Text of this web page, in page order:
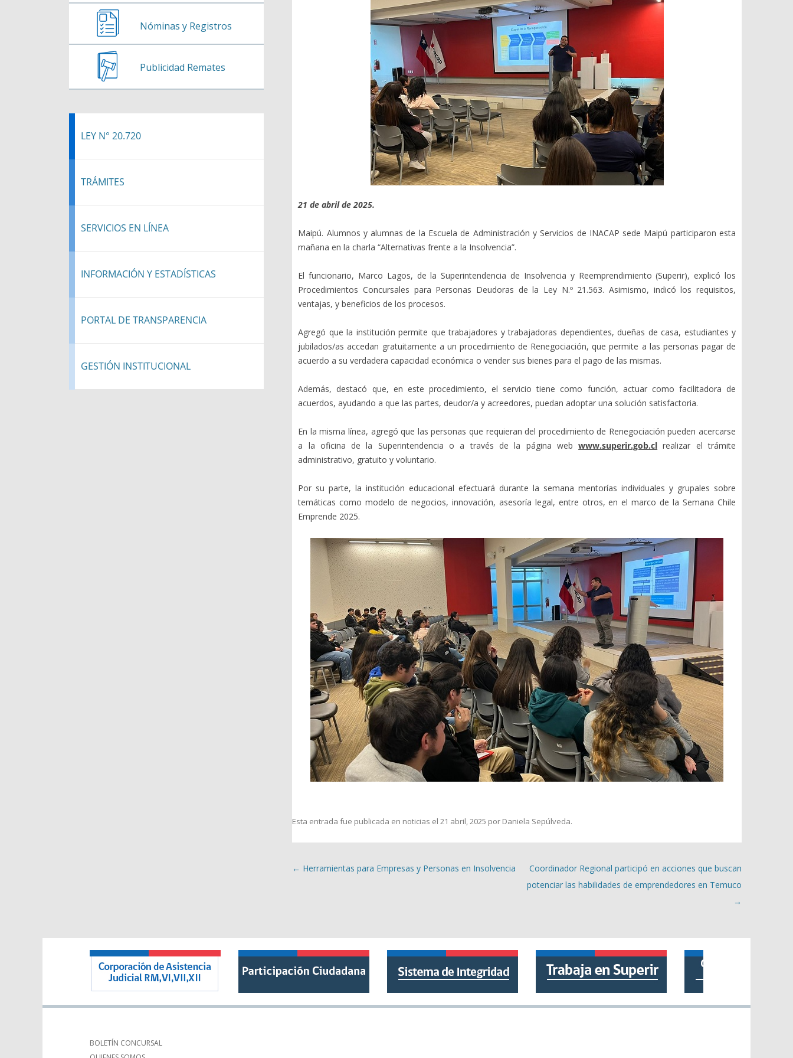
Libro IV Código de
Comercio
Oficios de Instrucción
Resoluciones Exentas
Normas de Carácter
General
Instructivos
Boletines
Estudios
Guías Prácticas
Simplificada
Liquidación Ordinaria
Reorganización Ordinaria
Libro IV C° de Comercio
21 de abril de 2025.
Maipú. Alumnos y alumnas de la Escuela de Administración y Servicios de INACAP sede Maipú participaron esta
mañana en la charla “Alternativas frente a la Insolvencia”.
El funcionario, Marco Lagos, de la Superintendencia de Insolvencia y Reemprendimiento (Superir), explicó los
Procedimientos Concursales para Personas Deudoras de la Ley N.º 21.563. Asimismo, indicó los requisitos,
ventajas, y beneficios de los procesos.
Agregó que la institución permite que trabajadores y trabajadoras dependientes, dueñas de casa, estudiantes y
jubilados/as accedan gratuitamente a un procedimiento de Renegociación, que permite a las personas pagar de
acuerdo a su verdadera capacidad económica o vender sus bienes para el pago de las mismas.
Además, destacó que, en este procedimiento, el servicio tiene como función, actuar como facilitadora de
acuerdos, ayudando a que las partes, deudor/a y acreedores, puedan adoptar una solución satisfactoria.
En la misma línea, agregó que las personas que requieran del procedimiento de Renegociación pueden acercarse
a la oficina de la Superintendencia o a través de la página webwww.superir.gob.cl realizar el trámite
administrativo, gratuito y voluntario.
Por su parte, la institución educacional efectuará durante la semana mentorías individuales y grupales sobre
temáticas como modelo de negocios, innovación, asesoría legal, entre otros, en el marco de la Semana Chile
Emprende 2025.
Esta entrada fue publicada en noticias el21 abril, 2025 por Daniela Sepúlveda.
Navegación de entradas
← Herramientas para Empresas y Personas en Insolvencia
Coordinador Regional participó en acciones que buscan
potenciar las habilidades de emprendedores en Temuco
→
Nóminas y Registros
Publicidad Remates
LEY N° 20.720
TRÁMITES
SERVICIOS EN LÍNEA
INFORMACIÓN Y ESTADÍSTICAS
PORTAL DE TRANSPARENCIA
GESTIÓN INSTITUCIONAL
BOLETÍN CONCURSAL